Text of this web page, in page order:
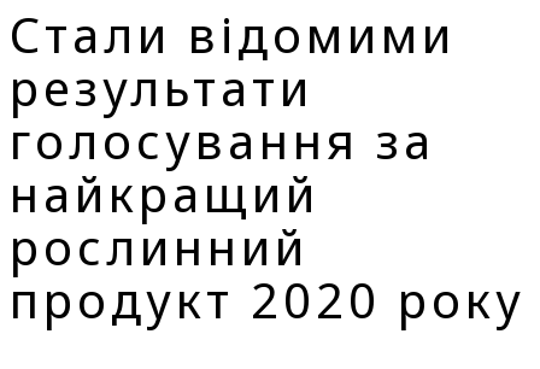
Стали відомими
результати
голосування за
найкращий
рослинний
продукт 2020 року